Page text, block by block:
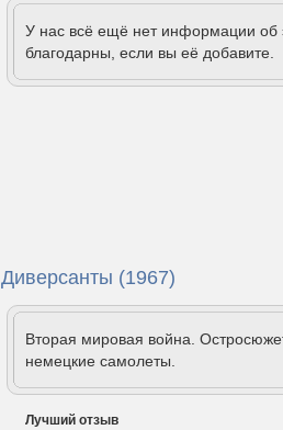
У нас всё ещё нет информации
благодарны, если вы её добавите.
Диверсанты (1967)
Вторая мировая война.
немецкие самолеты.
Лучший отзыв